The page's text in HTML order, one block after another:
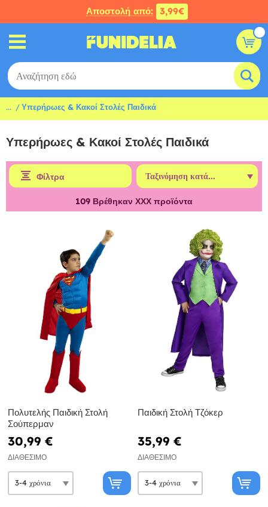
Αποστολή από: 3,99€
... Υπερήρωες & Κακοί Στολές Παιδικά
Υπερήρωες & Κακοί Στολές Παιδικά
Φίλτρα
109 Βρέθηκαν ΧΧΧ προϊόντα
Πολυτελής Παιδική Στολή
Σούπερμαν
30,99 €
ΔΙΑΘΈΣΙΜΟ
Παιδική Στολή Τζόκερ
35,99 €
ΔΙΑΘΈΣΙΜΟ